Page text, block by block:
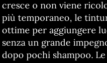
cresce o non viene
più temporaneo, le
ottime per aggiungere
senza un grande
dopo pochi shampoo.